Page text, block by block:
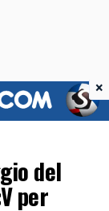
del
per
×